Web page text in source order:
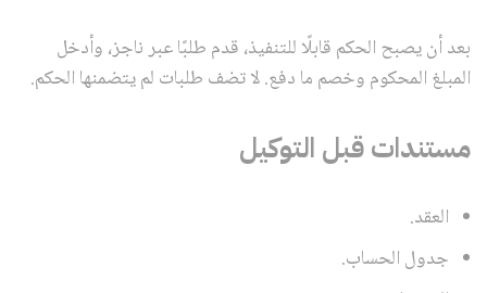
بعد أن يصبح الحكم قابلًا للتنفيذ، قدم طلبًا عبر ناجز، وأدخل
المبلغ المحكوم وخصم ما دفع. لا تضف طلبات لم يتضمنها الحكم.
مستندات قبل التوكيل
العقد.
جدول الحساب.